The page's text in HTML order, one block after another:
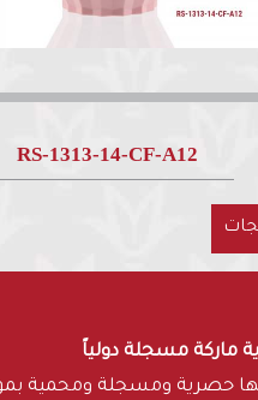
RS-1313-14-CF-A12
ماركة مسجلة دولياً
حصرية ومسجلة ومحمية